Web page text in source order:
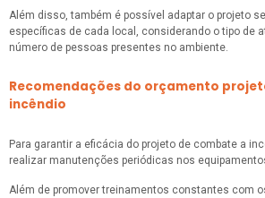
Além disso, também é possível adaptar o projeto
específicas de cada local, considerando o tipo de
número de pessoas presentes no ambiente.
Recomendações do orçamento
incêndio
Para garantir a eficácia do projeto de combate a
realizar manutenções periódicas nos
Além de promover treinamentos constantes com